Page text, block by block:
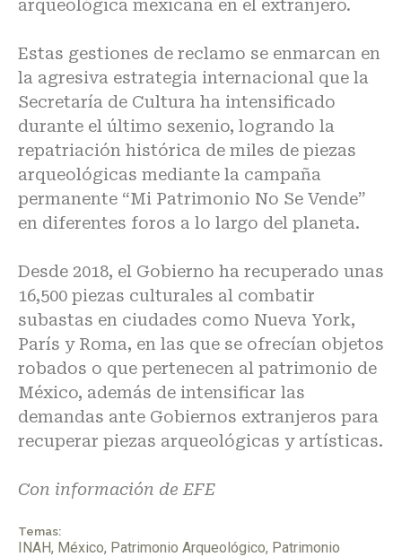
arqueológica mexicana en el extranjero.
Estas gestiones de reclamo se enmarcan en
la agresiva estrategia internacional que la
Secretaría de Cultura ha intensificado
durante el último sexenio, logrando la
repatriación histórica de miles de piezas
arqueológicas mediante la campaña
permanente “Mi Patrimonio No Se Vende”
en diferentes foros a lo largo del planeta.
Desde 2018, el Gobierno ha recuperado unas
16,500 piezas culturales al combatir
subastas en ciudades como Nueva York,
París y Roma, en las que se ofrecían objetos
robados o que pertenecen al patrimonio de
México, además de intensificar las
demandas ante Gobiernos extranjeros para
recuperar piezas arqueológicas y artísticas.
Con información de EFE
Temas:
INAH, México, Patrimonio Arqueológico, Patrimonio